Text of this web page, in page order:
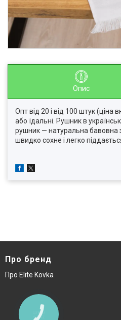
Опис
Опт від 20 і від 100 штук
або їдальні. Рушник в
рушник — натуральна бавовна
швидко сохне і легко
Про бренд
Про Elite Kovka
КНОПКА
ЗВ'ЯЗКУ